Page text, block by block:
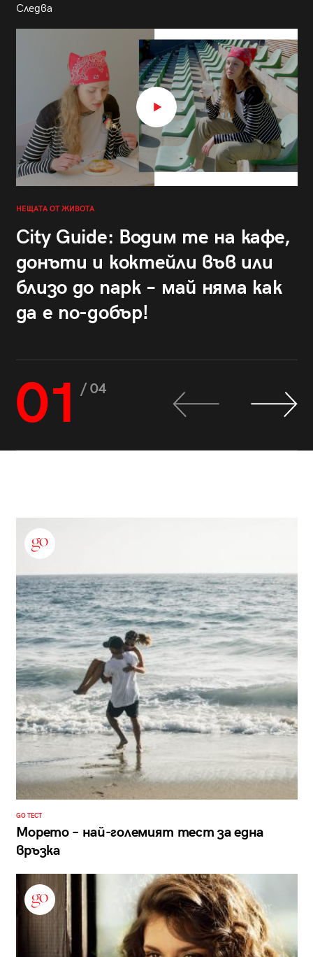
Следва
НЕЩАТА ОТ ЖИВОТА
City Guide: Водим те на кафе,
донъти и коктейли във или
близо до парк – май няма как
да е по-добър!
01 / 04
GO ТЕСТ
Морето – най-големият тест за една
връзка